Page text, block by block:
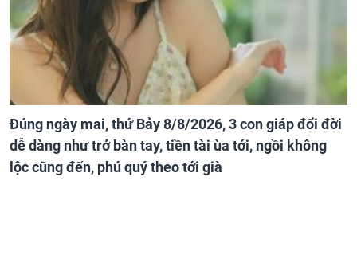
Đúng ngày mai, thứ Bảy 8/8/2026, 3 con giáp đổi đời
dễ dàng như trở bàn tay, tiền tài ùa tới, ngồi không
lộc cũng đến, phú quý theo tới già